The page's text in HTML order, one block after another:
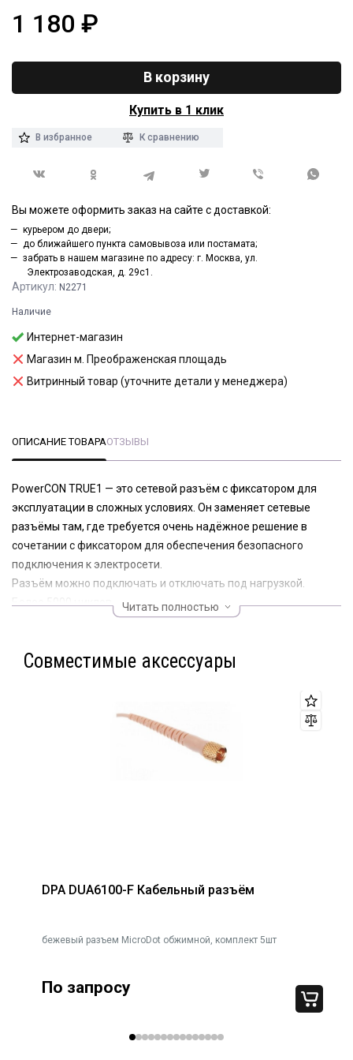
Артикул: N2271
Наличие
Интернет-магазин
Магазин м. Преображенская площадь
Витринный товар (уточните детали у менеджера)
1 180 ₽
В корзину
Купить в 1 клик
В избранное К сравнению
Вы можете оформить заказ на сайте с доставкой:
курьером до двери;
до ближайшего пункта самовывоза или постамата;
забрать в нашем магазине по адресу: г. Москва, ул.
Электрозаводская, д. 29с1.
ОПИСАНИЕ ТОВАРАОТЗЫВЫ
PowerCON TRUE1 — это сетевой разъём с фиксатором для
эксплуатации в сложных условиях. Он заменяет сетевые
разъёмы там, где требуется очень надёжное решение в
сочетании с фиксатором для обеспечения безопасного
подключения к электросети.
Разъём можно подключать и отключать под нагрузкой.
Более 5000 циклов сопряжения.
Класс защиты - IP65 и IP 67 (в соединённом состоянии или с
Диаметр кабеля - 6-12мм.
Материал контактов - медный сплав.
Покрытие контактов - серебро.
Читать полностью
Совместимые аксессуары
DPA DUA6100-F Кабельный разъём
бежевый разъем MicroDot обжимной, комплект 5шт
По запросу